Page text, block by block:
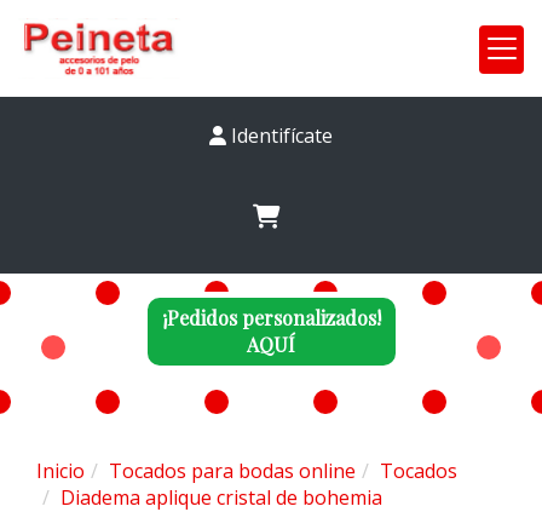
Identifícate
¡Pedidos personalizados!
AQUÍ
Inicio Tocados para bodas online
Tocados
Diadema aplique cristal de bohemia